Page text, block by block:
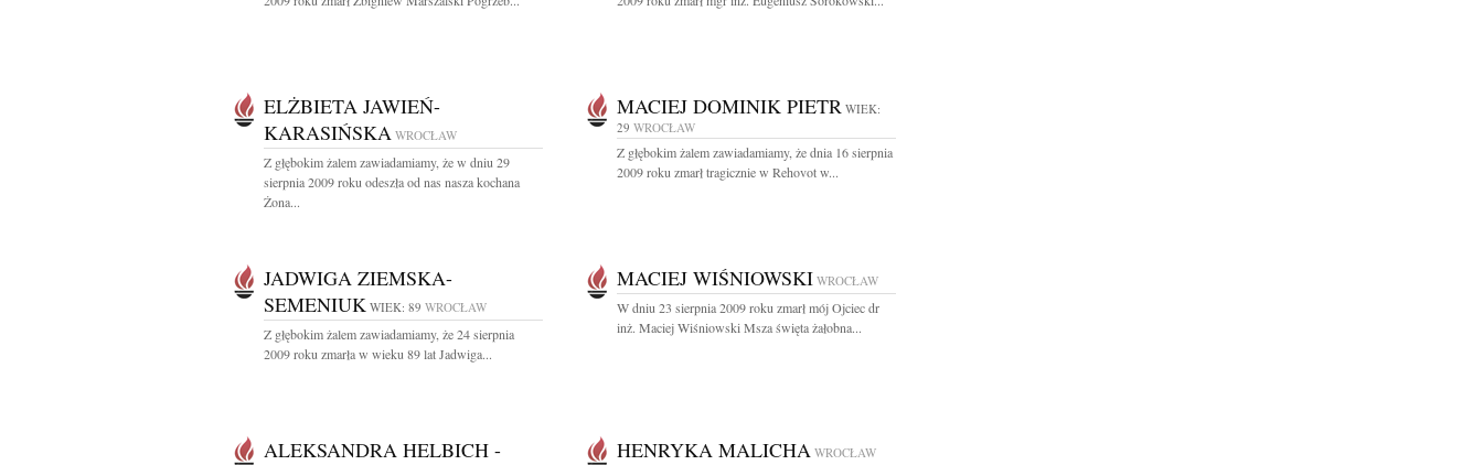
ELŻBIETA JAWIEŃ-
KARASIŃSKA WROCŁAW
Z głębokim żalem zawiadamiamy, że w dniu 29
sierpnia 2009 roku odeszła od nas nasza kochana
Żona...
MACIEJ DOMINIK PIETR WIEK:
29 WROCŁAW
Z głębokim żalem zawiadamiamy, że dnia 16 sierpnia
2009 roku zmarł tragicznie w Rehovot w...
JADWIGA ZIEMSKA-
SEMENIUK WIEK: 89 WROCŁAW
Z głębokim żalem zawiadamiamy, że 24 sierpnia
2009 roku zmarła w wieku 89 lat Jadwiga...
MACIEJ WIŚNIOWSKI WROCŁAW
W dniu 23 sierpnia 2009 roku zmarł mój Ojciec dr
inż. Maciej Wiśniowski Msza święta żałobna...
ALEKSANDRA HELBICH -
HENRYKA MALICHA WROCŁAW